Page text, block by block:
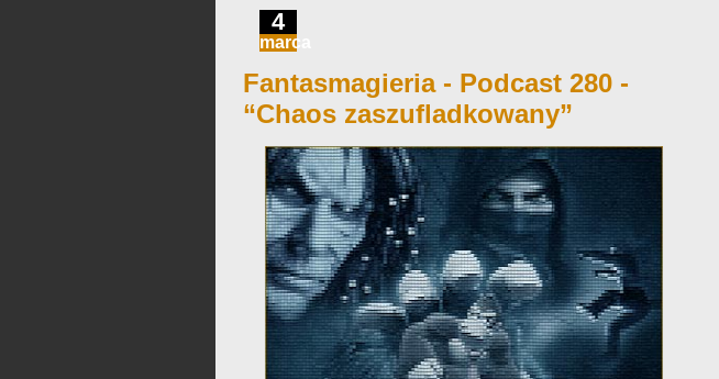
4
marca
Fantasmagieria - Podcast 280 -
“Chaos zaszufladkowany”